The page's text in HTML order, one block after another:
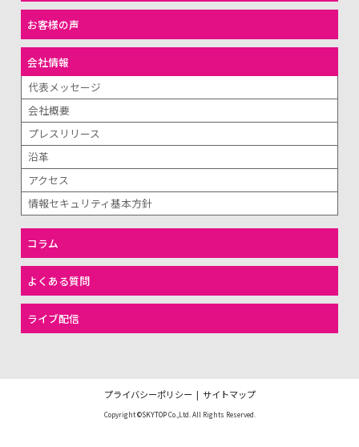
お客様の声
会社情報
代表メッセージ
会社概要
プレスリリース
沿革
アクセス
情報セキュリティ基本方針
コラム
よくある質問
ライブ配信
プライバシーポリシー | サイトマップ
Copyright©SKYTOPCo.,Ltd. All Rights Reserved.